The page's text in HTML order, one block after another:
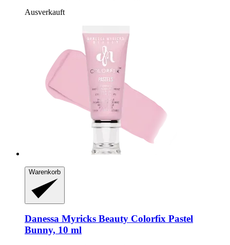
Ausverkauft
Warenkorb
Danessa Myricks Beauty Colorfix Pastel
Bunny, 10 ml